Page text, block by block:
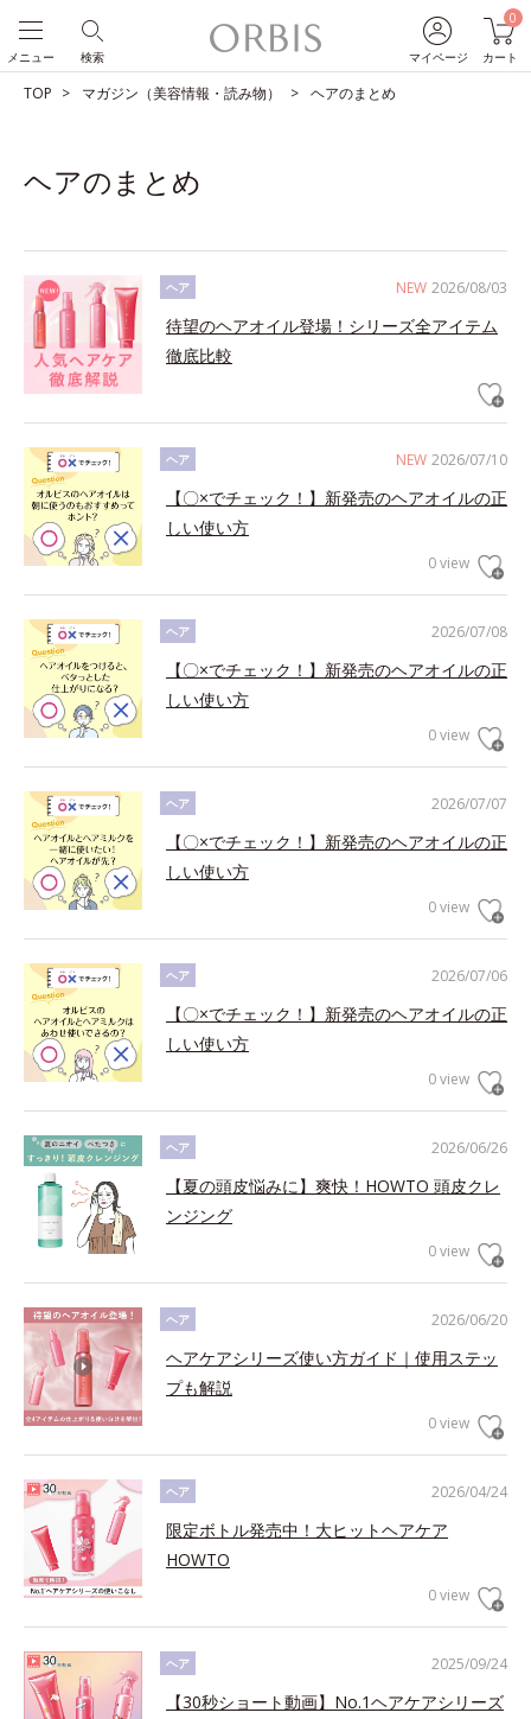
マイページ
0
カート
検索
メニュー
TOP マガジン（美容情報・読み物） ヘアのまとめ
ヘアのまとめ
NEW 2026/08/03
ヘア
待望のヘアオイル登場！シリーズ全アイテム
徹底比較
NEW 2026/07/10
ヘア
【〇×でチェック！】新発売のヘアオイルの正
しい使い方
0 view
2026/07/08
ヘア
【〇×でチェック！】新発売のヘアオイルの正
しい使い方
0 view
2026/07/07
ヘア
【〇×でチェック！】新発売のヘアオイルの正
しい使い方
0 view
2026/07/06
ヘア
【〇×でチェック！】新発売のヘアオイルの正
しい使い方
0 view
2026/06/26
ヘア
【夏の頭皮悩みに】爽快！HOWTO 頭皮クレ
ンジング
0 view
2026/06/20
ヘア
ヘアケアシリーズ使い方ガイド｜使用ステッ
プも解説
0 view
2026/04/24
ヘア
限定ボトル発売中！大ヒットヘアケア
HOWTO
0 view
2025/09/24
ヘア
【30秒ショート動画】No.1ヘアケアシリーズ